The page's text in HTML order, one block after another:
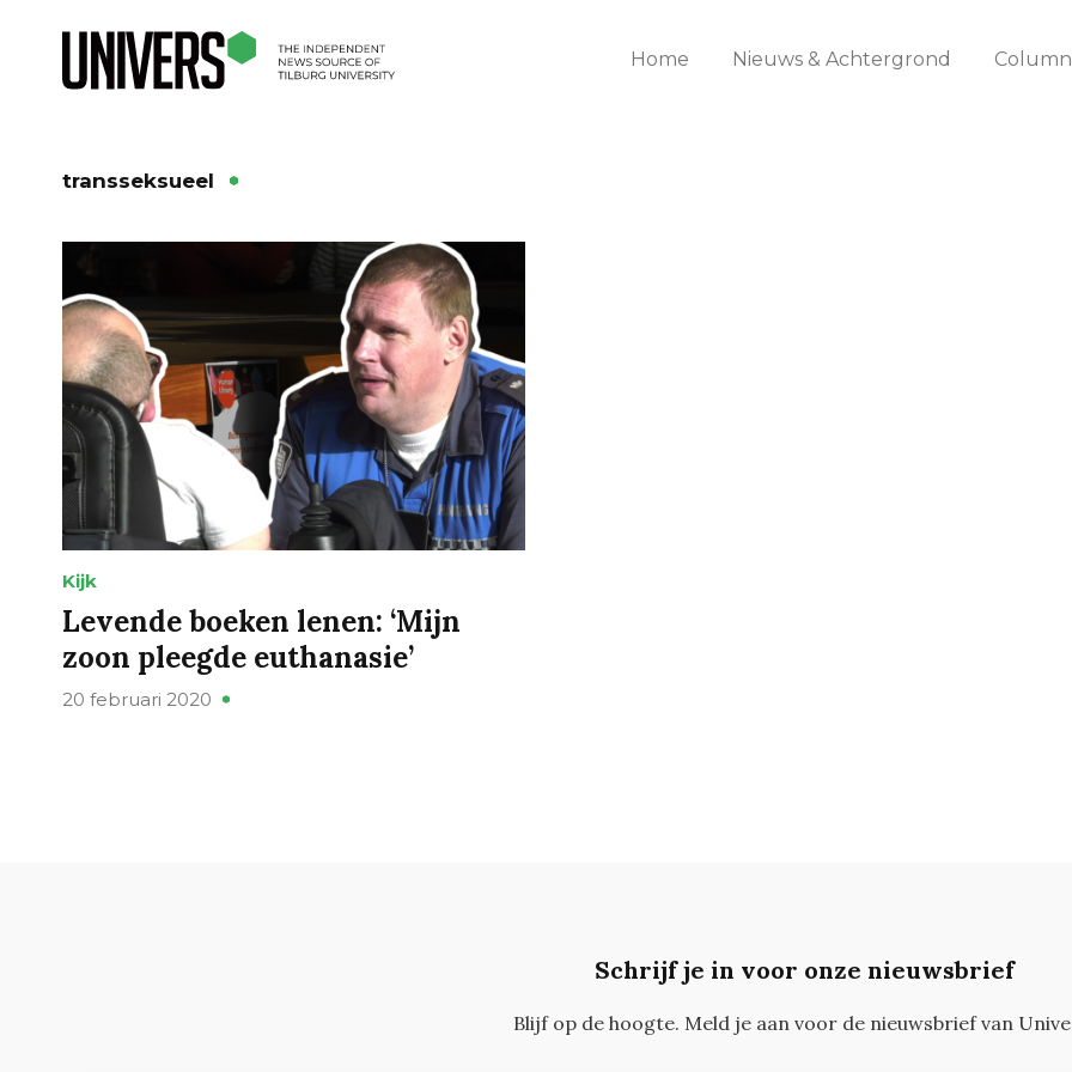
Home Nieuws & Achtergrond
transseksueel
Kijk
Levende boeken lenen: ‘Mijn
zoon pleegde euthanasie’
20 februari 2020
Schrijf je in voor onze nieuwsbrief
Blijf op de hoogte. Meld je aan voor de nieuwsbrief van